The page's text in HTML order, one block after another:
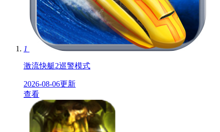
1
激流快艇2巡警模式
2026-08-06更新
查看